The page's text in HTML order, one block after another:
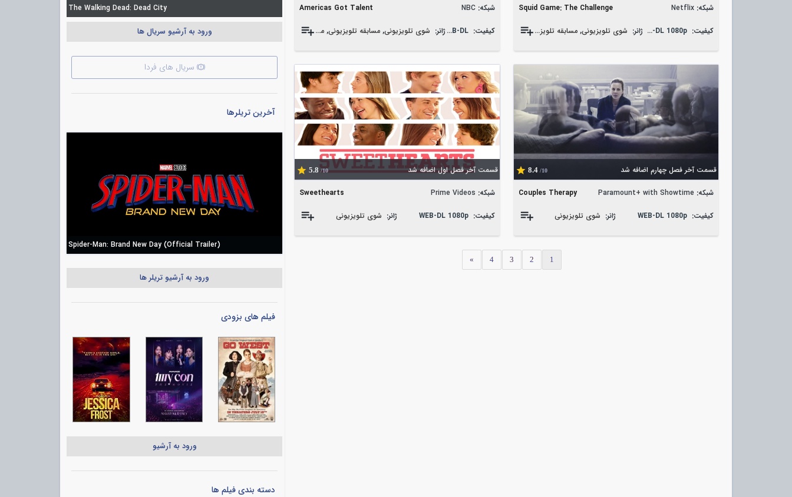
Squid Game: The Challenge شبکه: Netflix
کیفیت: WEB-DL 1080p ژانر: شوی تلویزیونی,مسابقه تلویزیونی
Americas Got Talent شبکه:NBC
کیفیت: WEB-DL ژانر: شوی تلویزیونی, مسابقه تلویزیونی, موزیک
قسمت آخر فصل چهارم اضافه شد 8.4 /10
Couples Therapy شبکه: Paramount+ with Showtime
کیفیت: WEB-DL 1080p ژانر: شوی تلویزیونی
قسمت آخر فصل اول اضافه شد 5.8 /10
Sweethearts شبکه: Prime Videos
کیفیت: WEB-DL 1080p ژانر: شوی تلویزیونی
1
2
3
4
»
The Walking Dead: Dead City
ورود به آرشیو سریال ها
سریال های فردا
آخرین تریلرها
Spider-Man: Brand New Day (Official Trailer)
ورود به آرشیو تریلر ها
فیلم های بزودی
ورود به آرشیو
دسته بندی فیلم ها